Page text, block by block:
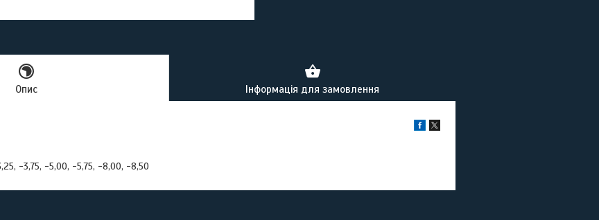
Опис Інформація для замовлення
-3,75, -5,00, -5,75, -8,00, -8,50